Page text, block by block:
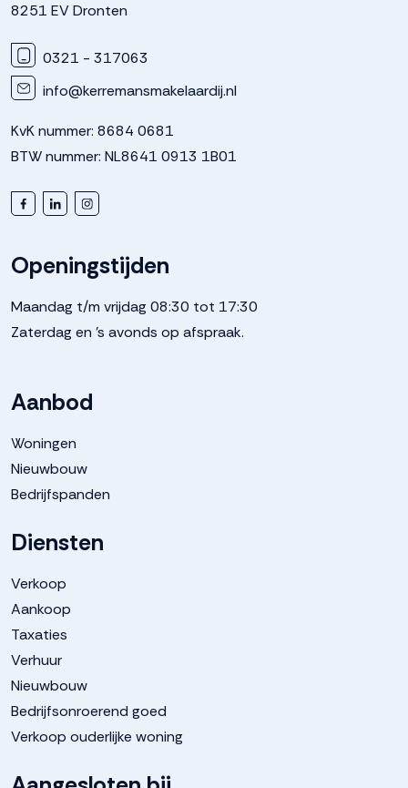
8251 EV Dronten
0321 - 317063
info@kerremansmakelaardij.nl
KvK nummer: 8684 0681
BTW nummer: NL8641 0913 1B01
Openingstijden
Maandag t/m vrijdag 08:30 tot 17:30
Zaterdag en 's avonds op afspraak.
Aanbod
Woningen
Nieuwbouw
Bedrijfspanden
Diensten
Verkoop
Aankoop
Taxaties
Verhuur
Nieuwbouw
Bedrijfsonroerend goed
Verkoop ouderlijke woning